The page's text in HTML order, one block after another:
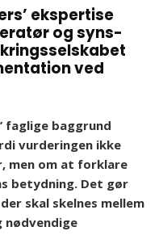
ekspertise
og syns-
ved
faglige baggrund
vurderingen ikke
men om at forklare
betydning. Det gør
skal skelnes mellem
nødvendige